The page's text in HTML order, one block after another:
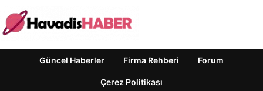
Güncel Haberler Firma Rehberi Forum
Çerez Politikası